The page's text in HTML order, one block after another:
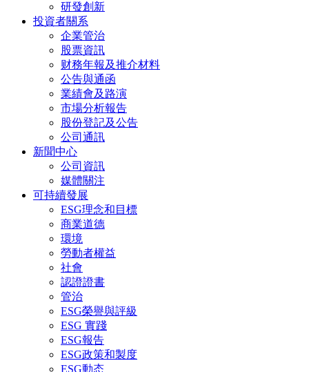
研發創新
投資者關系
企業管治
股票資訊
财務年報及推介材料
公告與通函
業績會及路演
市場分析報告
股份登記及公告
公司通訊
新聞中心
公司資訊
媒體關注
可持續發展
ESG理念和目標
商業道德
環境
勞動者權益
社會
認證證書
管治
ESG榮譽與評級
ESG 實踐
ESG報告
ESG政策和製度
ESG動态